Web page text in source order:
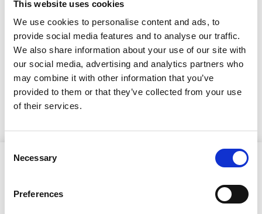
This website uses cookies
We use cookies to personalise content and ads, to
provide social media features and to analyse our traffic.
We also share information about your use of our site with
our social media, advertising and analytics partners who
may combine it with other information that you’ve
provided to them or that they’ve collected from your use
of their services.
Selection
Necessary
Preferences
YVA kuulutus
10.6.2026
KUULUTUS Koirakankaan ja Hirvivaara-Murtiovaaran
tuulivoima-alueet ja 400 kV voimajohto, Puolanka